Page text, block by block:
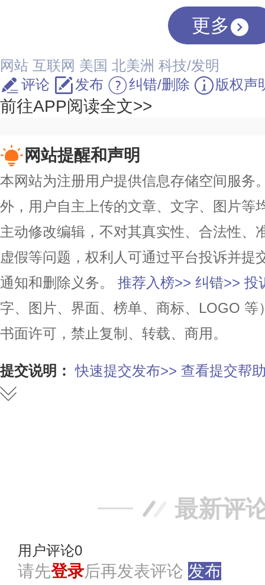
更多
网站 互联网 美国 北美洲 科技/发明
评论
发布 纠错/删除 版权声
前往APP阅读全文>>
网站提醒和声明
本网站为注册用户提供信息存储空间服务
外，用户自主上传的文章、文字、图片等
主动修改编辑，不对其真实性、合法性、
虚假等问题，权利人可通过平台投诉并提
通知和删除义务。
推荐入榜>> 纠错>> 投
字、图片、界面、榜单、商标、LOGO
书面许可，禁止复制、转载、商用。
提交说明： 快速提交发布>> 查看提交帮
最新评
用户评论0
请先登录后再发表评论 发布